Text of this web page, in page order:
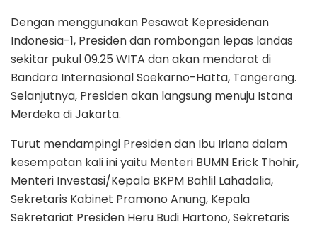
Dengan menggunakan Pesawat Kepresidenan
Indonesia-1, Presiden dan rombongan lepas landas
sekitar pukul 09.25 WITA dan akan mendarat di
Bandara Internasional Soekarno-Hatta, Tangerang.
Selanjutnya, Presiden akan langsung menuju Istana
Merdeka di Jakarta.
Turut mendampingi Presiden dan Ibu Iriana dalam
kesempatan kali ini yaitu Menteri BUMN Erick Thohir,
Menteri Investasi/Kepala BKPM Bahlil Lahadalia,
Sekretaris Kabinet Pramono Anung, Kepala
Sekretariat Presiden Heru Budi Hartono, Sekretaris